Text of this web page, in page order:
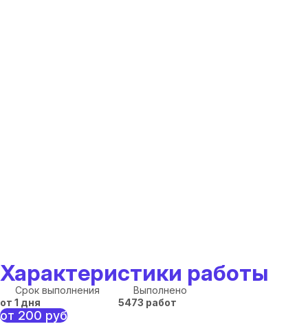
Характеристики работы
Срок выполнения
от 1 дня
Выполнено
5473 работ
от 200 руб